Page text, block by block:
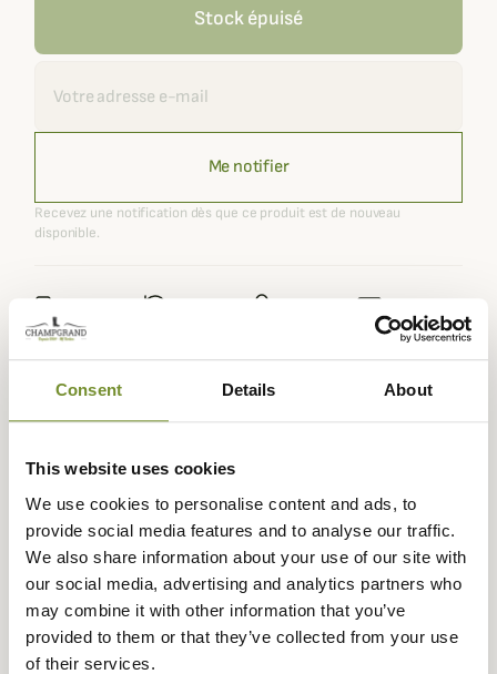
Consent Details About
This website uses cookies
We use cookies to personalise content and ads, to
provide social media features and to analyse our traffic.
We also share information about your use of our site with
our social media, advertising and analytics partners who
may combine it with other information that you’ve
provided to them or that they’ve collected from your use
of their services.
Stock épuisé
Me notifier
Recevez une notification dès que ce produit est de nouveau
disponible.
Expédié dans
la journée
retour sous
sécurisé
Paiement en
3 fois dès 100
euros
Description
Optez pour le Polo Sports Barbour
pour homme, un
modèle classique et intemporel qui conviendra à tous les
styles ! Sa coupe droite et son design minimaliste le
rend tout aussi élégant.